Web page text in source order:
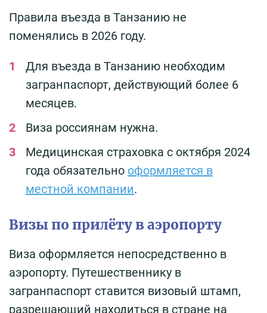
Правила въезда в Танзанию не
поменялись в 2026 году.
Для въезда в Танзанию необходим
загранпаспорт, действующий более 6
месяцев.
Виза россиянам нужна.
Медицинская страховка с октября 2024
года обязательно оформляется в
местной компании.
Визы по прилёту в аэропорту
Виза оформляется непосредственно в
аэропорту. Путешественнику в
загранпаспорт ставится визовый штамп,
разрешающий находиться в стране на